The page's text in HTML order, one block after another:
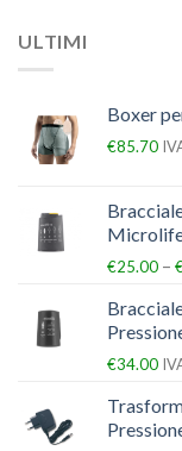
ULTIMI
Boxer
€85.70
€25.00 –
€34.00